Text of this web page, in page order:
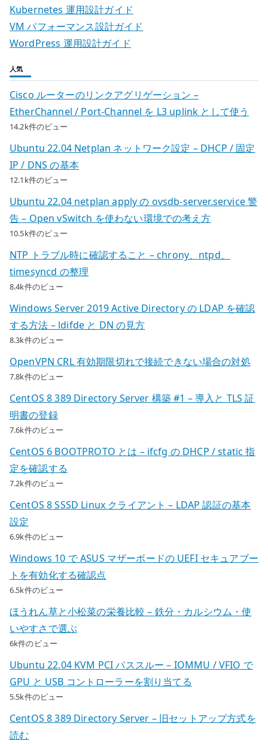
Kubernetes 運用設計ガイド
VM パフォーマンス設計ガイド
WordPress 運用設計ガイド
人気
Cisco ルーターのリンクアグリゲーション –
EtherChannel / Port-Channel を L3 uplink として使う
14.2k件のビュー
Ubuntu 22.04 Netplan ネットワーク設定 – DHCP / 固定
IP / DNS の基本
12.1k件のビュー
Ubuntu 22.04 netplan apply の ovsdb-server.service 警
告 – Open vSwitch を使わない環境での考え方
10.5k件のビュー
NTP トラブル時に確認すること – chrony、ntpd、
timesyncd の整理
8.4k件のビュー
Windows Server 2019 Active Directory の LDAP を確認
する方法 – ldifde と DN の見方
8.3k件のビュー
OpenVPN CRL 有効期限切れで接続できない場合の対処
7.8k件のビュー
CentOS 8 389 Directory Server 構築 #1 – 導入と TLS 証
明書の登録
7.6k件のビュー
CentOS 6 BOOTPROTO とは – ifcfg の DHCP / static 指
定を確認する
7.2k件のビュー
CentOS 8 SSSD Linux クライアント – LDAP 認証の基本
設定
6.9k件のビュー
Windows 10 で ASUS マザーボードの UEFI セキュアブー
トを有効化する確認点
6.5k件のビュー
ほうれん草と小松菜の栄養比較 – 鉄分・カルシウム・使
いやすさで選ぶ
6k件のビュー
Ubuntu 22.04 KVM PCI パススルー – IOMMU / VFIO で
GPU と USB コントローラーを割り当てる
5.5k件のビュー
CentOS 8 389 Directory Server – 旧セットアップ方式を
読む